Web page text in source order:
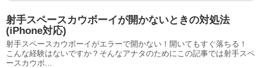
射手スペースカウボーイが開かないときの対処法
(iPhone対応)
射手スペースカウボーイがエラーで開かない！開いてもすぐ落ちる！
こんな経験はないですか？そんなアナタのためにこの記事では射手スペ
ースカウボ...